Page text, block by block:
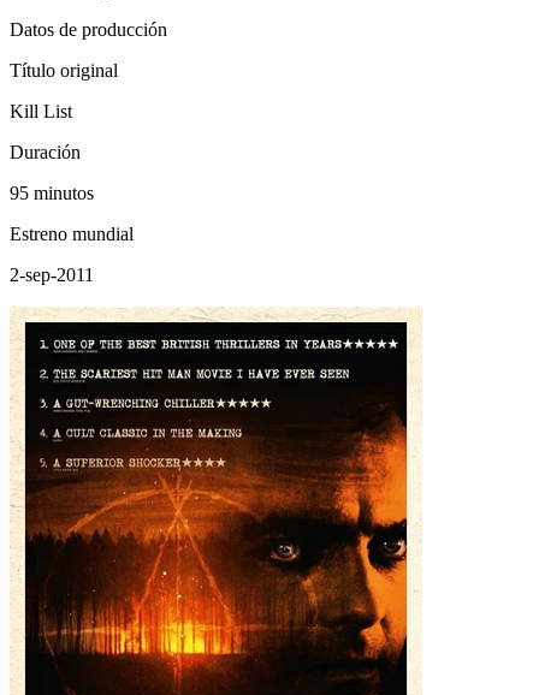
Datos de producción
Título original
Kill List
Duración
95 minutos
Estreno mundial
2-sep-2011